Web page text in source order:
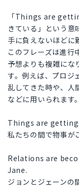
「Things are
きている」という意
手に負えないほどに
このフレーズは進行
予想よりも複雑にな
す。例えば、プロジ
乱してきた時や、人
などに用いられます。
Things are
私たちの間で物事が
Relations are
Jane.
ジョンとジェーンの